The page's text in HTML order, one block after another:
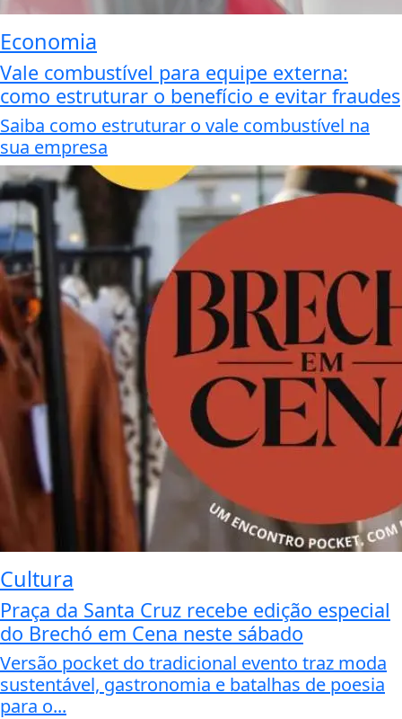
Economia
Vale combustível para equipe externa:
como estruturar o benefício e evitar fraudes
Saiba como estruturar o vale combustível na
sua empresa
Cultura
Praça da Santa Cruz recebe edição especial
do Brechó em Cena neste sábado
Versão pocket do tradicional evento traz moda
sustentável, gastronomia e batalhas de poesia
para o...